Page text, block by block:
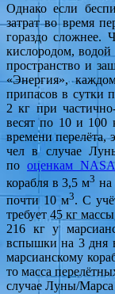
Однако если
затрат во время
гораздо сложнее.
кислородом,
пространство и
«Энергия»,
припасов в сутки
2 кг при
весят по 10 и 100
времени перелёта,
чел в случае
по оценкам NASA
корабля в 3,5 м3 на
почти 10 м3. С
требует 45 кг
216 кг у
вспышки на 3 дня
марсианскому
то масса
случае Луны/Марса